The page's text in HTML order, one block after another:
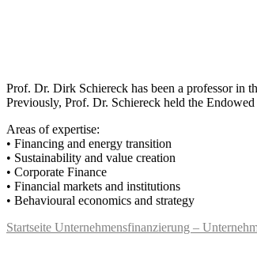
Prof. Dr. Dirk Schiereck has been a professor in
Previously, Prof. Dr. Schiereck held the
Areas of expertise:
• Financing and energy transition
• Sustainability and value creation
• Corporate Finance
• Financial markets and institutions
• Behavioural economics and strategy
Startseite Unternehmensfinanzierung –